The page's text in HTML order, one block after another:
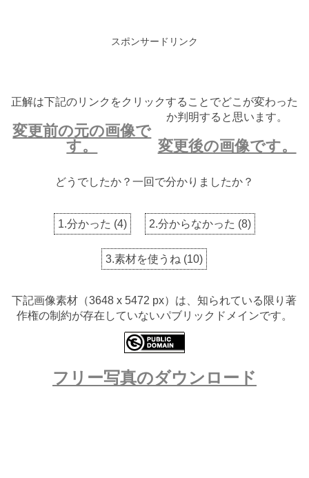
スポンサードリンク
正解は下記のリンクをクリックすることでどこが変わった
か判明すると思います。
変更前の元の画像で
す。
変更後の画像です。
どうでしたか？一回で分かりましたか？
1.分かった (4) 2.分からなかった (8)
3.素材を使うね (10)
下記画像素材（3648 x 5472 px）は、知られている限り著
作権の制約が存在していないパブリックドメインです。
フリー写真のダウンロード